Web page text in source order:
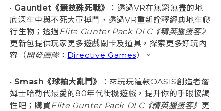
• Gauntlet《競技殊死戰》
：透過VR在無窮無盡的地
底深牢中與不死大軍搏鬥，透過VR重新詮釋經典地牢爬
行生物；透過 Elite Gunter Pack DLC《精英獵蛋客》
更新包提供玩家更多遊戲關卡及道具，探索更多好玩內
容（開發團隊： Directive Games）。
• Smash《球拍大亂鬥》
：來玩玩這款OASIS創造者詹
姆士哈勒代最愛的80年代街機遊戲，提升你的手眼協調
性吧；購買 Elite Gunter Pack DLC《精英獵蛋客》 更